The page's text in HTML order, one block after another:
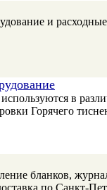
и
в
Горячего
бланков,
по Санкт-